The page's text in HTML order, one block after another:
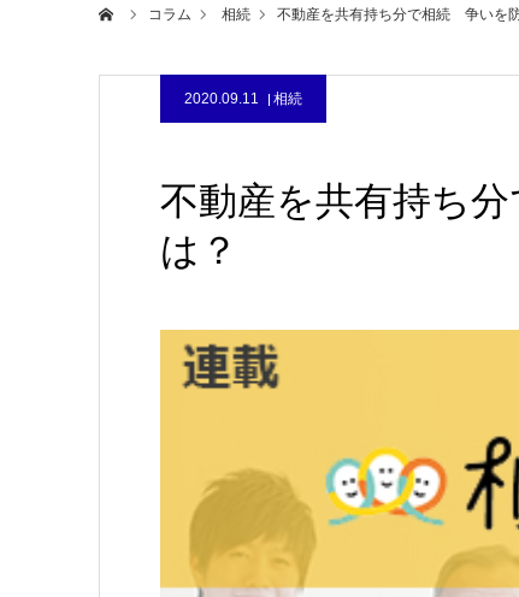
コラム 相続 不動産を共有持ち分で相続 争いを
2020.09.11 相続
不動産を共有持ち
は？